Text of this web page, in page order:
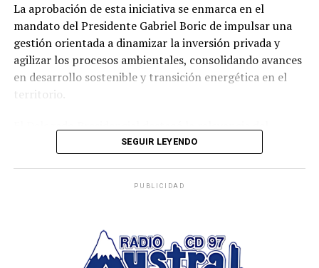
La aprobación de esta iniciativa se enmarca en el
mandato del Presidente Gabriel Boric de impulsar una
gestión orientada a dinamizar la inversión privada y
agilizar los procesos ambientales, consolidando avances
en desarrollo sostenible y transición energética en el
territorio.
proyecto, señalando que “este proyecto refleja el
la inversión privada y fortaleciendo el desarrollo local
desde una mirada descentralizada y estratégica”.
SEGUIR LEYENDO
PUBLICIDAD